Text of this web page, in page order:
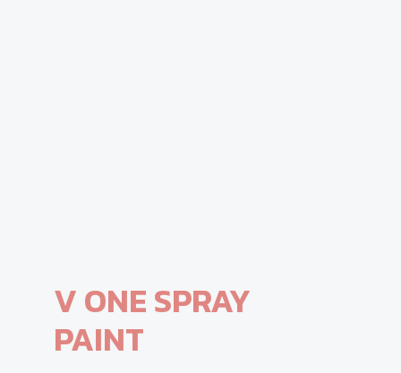
V ONE SPRAY
PAINT